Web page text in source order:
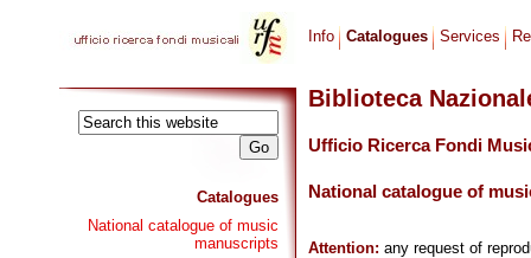
Catalogues
National catalogue of music
manuscripts
Info Catalogues Services
Biblioteca
Ufficio Ricerca Fondi
National catalogue of
Attention: any request of